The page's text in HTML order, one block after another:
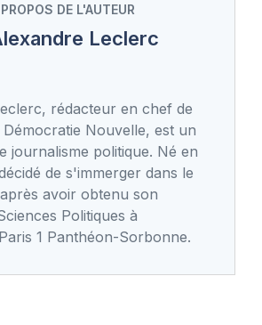
DE L'AUTEUR
Leclerc
rédacteur en chef de
Nouvelle, est un
journalisme politique. Né en
de s'immerger dans le
avoir obtenu son
Politiques à
1 Panthéon-Sorbonne.